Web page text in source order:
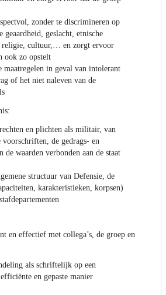
zonder te discrimineren op
geaardheid, geslacht, etnische
cultuur,… en zorgt ervoor
ook zo opstelt
maatregelen in geval van intolerant
of het niet naleven van de
en plichten als militair, van
voorschriften, de gedrags- en
de waarden verbonden aan de staat
structuur van Defensie, de
karakteristieken, korpsen)
en effectief met collega’s, de groep en
als schriftelijk op een
en gepaste manier